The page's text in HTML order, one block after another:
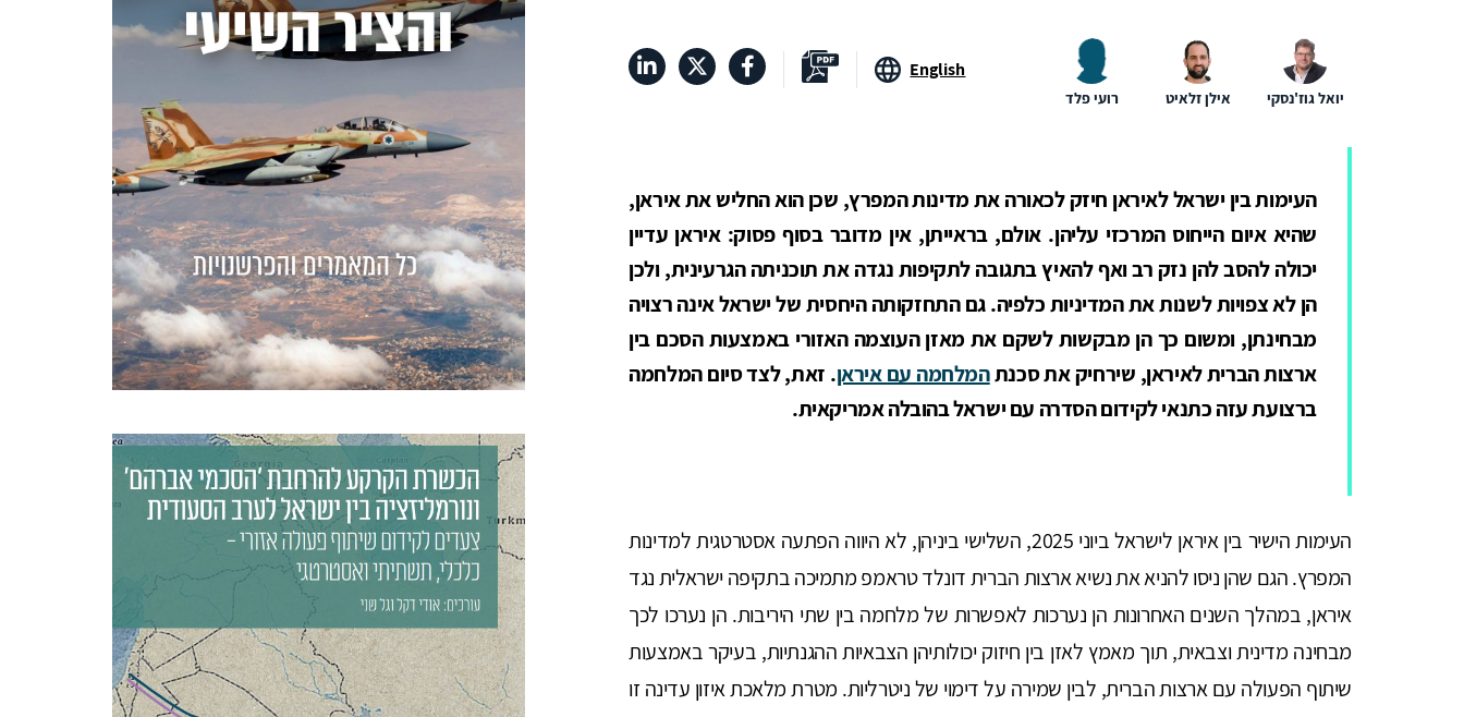
English
יואל גוז'נסקי אילן זלאיט רועי פלד
העימות בין ישראל לאיראן חיזק לכאורה את מדינות המפרץ, שכן הוא החליש את איראן,
שהיא איום הייחוס המרכזי עליהן. אולם, בראייתן, אין מדובר בסוף פסוק: איראן עדיין
יכולה להסב להן נזק רב ואף להאיץ בתגובה לתקיפות נגדה את תוכניתה הגרעינית, ולכן
הן לא צפויות לשנות את המדיניות כלפיה. גם התחזקותה היחסית של ישראל אינה רצויה
מבחינתן, ומשום כך הן מבקשות לשקם את מאזן העוצמה האזורי באמצעות הסכם בין
ארצות הברית לאיראן, שירחיק את סכנתהמלחמה עם איראן. זאת, לצד סיום המלחמה
ברצועת עזה כתנאי לקידום הסדרה עם ישראל בהובלה אמריקאית.
העימות הישיר בין איראן לישראל ביוני 2025, השלישי ביניהן, לא היווה הפתעה אסטרטגית למדינות
המפרץ. הגם שהן ניסו להניא את נשיא ארצות הברית דונלד טראמפ מתמיכה בתקיפה ישראלית נגד
איראן, במהלך השנים האחרונות הן נערכות לאפשרות של מלחמה בין שתי היריבות. הן נערכו לכך
מבחינה מדינית וצבאית, תוך מאמץ לאזן בין חיזוק יכולותיהן הצבאיות ההגנתיות, בעיקר באמצעות
שיתוף הפעולה עם ארצות הברית, לבין שמירה על דימוי של ניטרליות. מטרת מלאכת איזון עדינה זו